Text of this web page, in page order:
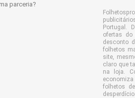
parceria?
Portugal.
ofertas do
desconto
folhetos
site,
claro que
na loja.
folhetos